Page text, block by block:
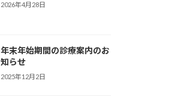
2026年4月28日
年末年始期間の診療案内のお
知らせ
2025年12月2日